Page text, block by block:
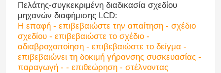
Πελάτης-συγκεκριμένη διαδικασία σχεδίου
μηχανών διαφήμισης LCD:
Η επαφή - επιβεβαιώστε την απαίτηση - σχέδιο
σχεδίου - επιβεβαιώστε το σχέδιο -
αδιαβροχοποίηση - επιβεβαιώστε το δείγμα -
επιβεβαιώνει τη δοκιμή γήρανσης συσκευασίας -
παραγωγή - - επιθεώρηση - στέλνοντας